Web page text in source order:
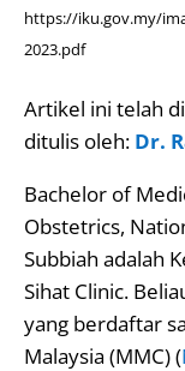
https://iku.gov.my/
2023.pdf
Artikel ini telah
ditulis oleh: Dr.
Bachelor of
Obstetrics,
Subbiah adalah
Sihat Clinic.
yang berdaftar
Malaysia (MMC) (